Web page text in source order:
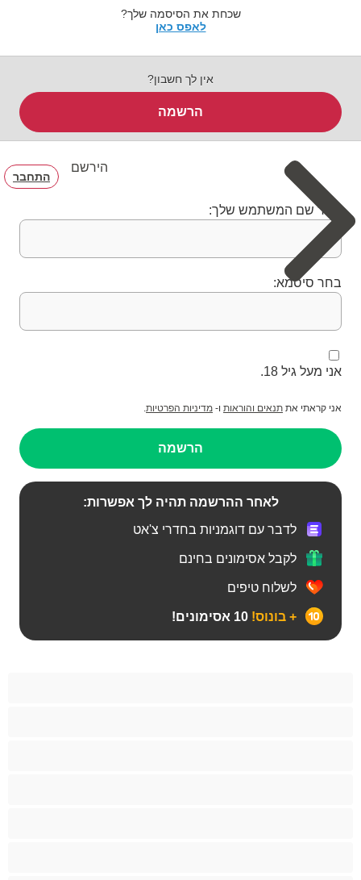
שכחת את הסיסמה שלך?
לאפס כאן
אין לך חשבון?
הרשמה
הירשם
התחבר
בחר שם המשתמש שלך:
בחר סיסמא:
אני מעל גיל 18.
אני קראתי את תנאים והוראות ו- מדיניות הפרטיות.
הרשמה
לאחר ההרשמה תהיה לך אפשרות:
לדבר עם דוגמניות בחדרי צ'אט
לקבל אסימונים בחינם
לשלוח טיפים
+ בונוס!